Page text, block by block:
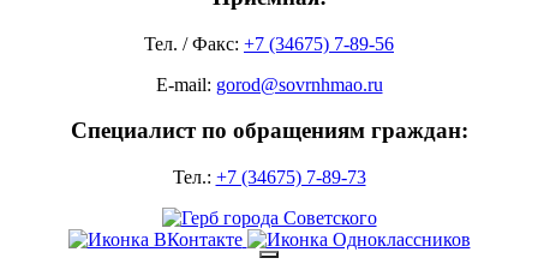
Тел. / Факс: +7 (34675) 7-89-56
E-mail: gorod@sovrnhmao.ru
Специалист по обращениям граждан:
Тел.: +7 (34675) 7-89-73